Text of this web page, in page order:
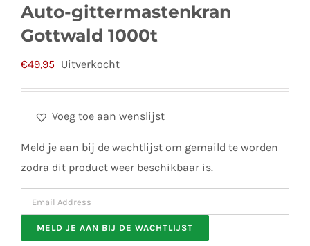
Auto-gittermastenkran
Gottwald 1000t
€49,95 Uitverkocht
Voeg toe aan wenslijst
Meld je aan bij de wachtlijst om gemaild te worden
zodra dit product weer beschikbaar is.
Enter
your
email
MELD JE AAN BIJ DE WACHTLIJST